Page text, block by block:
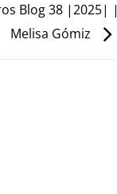
Blog 38 |2025| |
Melisa Gómiz